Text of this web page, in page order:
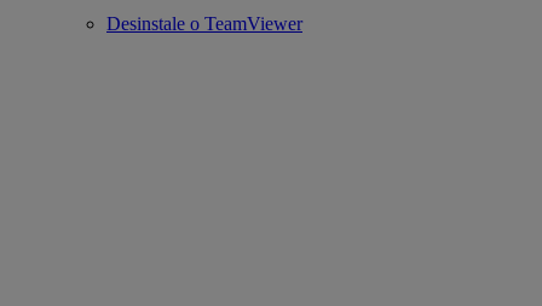
Desinstale o TeamViewer